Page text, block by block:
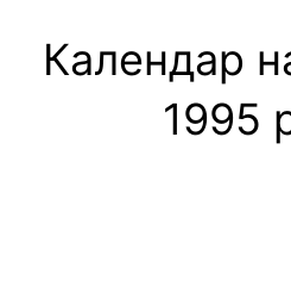
Календар
1995